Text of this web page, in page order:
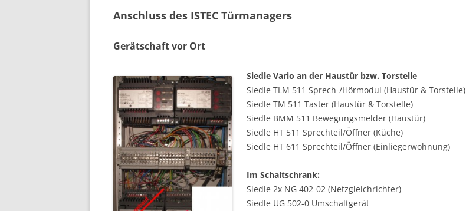
Anschluss des ISTEC Türmanagers
Gerätschaft vor Ort
Siedle Vario an der Haustür bzw. Torstelle
Siedle TLM 511 Sprech-/Hörmodul (Haustür & Torstelle)
Siedle TM 511 Taster (Haustür & Torstelle)
Siedle BMM 511 Bewegungsmelder (Haustür)
Siedle HT 511 Sprechteil/Öffner (Küche)
Siedle HT 611 Sprechteil/Öffner (Einliegerwohnung)
Im Schaltschrank:
Siedle 2x NG 402-02 (Netzgleichrichter)
Siedle UG 502-0 Umschaltgerät